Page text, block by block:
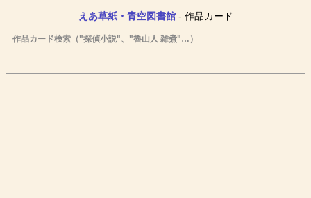
えあ草紙・青空図書館- 作品カード
作品カード検索（"探偵小説"、"魯山人 雑煮"…）